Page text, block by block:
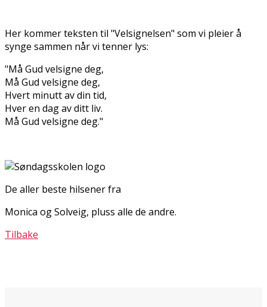
Her kommer teksten til "Velsignelsen" som vi pleier å
synge sammen når vi tenner lys:
"Må Gud velsigne deg,
Må Gud velsigne deg,
Hvert minutt av din tid,
Hver en dag av ditt liv.
Må Gud velsigne deg."
De aller beste hilsener fra
Monica og Solveig, pluss alle de andre.
Tilbake